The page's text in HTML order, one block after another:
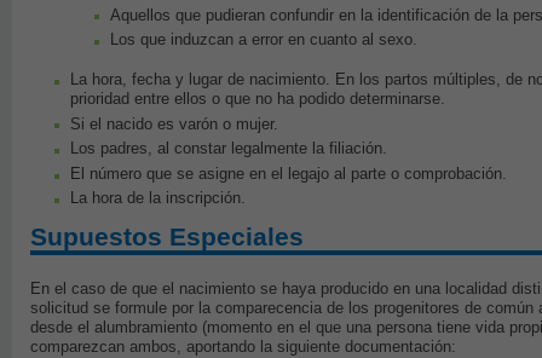
Aquellos que pudieran confundir en la identificación de la
Los que induzcan a error en cuanto al sexo.
La hora, fecha y lugar de nacimiento. En los partos múltiples, de
prioridad entre ellos o que no ha podido determinarse.
Si el nacido es varón o mujer.
Los padres, al constar legalmente la filiación.
El número que se asigne en el legajo al parte o comprobación.
La hora de la inscripción.
Supuestos Especiales
En el caso de que el nacimiento se haya producido en una localidad
solicitud se formule por la comparecencia de los progenitores de
desde el alumbramiento (momento en el que una persona tiene vida
comparezcan ambos, aportando la siguiente documentación: